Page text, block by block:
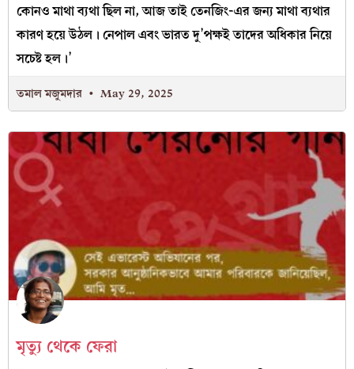
কোনও মাথা ব্যথা ছিল না, আজ তাই তেনজিং-এর জন্য মাথা ব্যথার
কারণ হয়ে উঠল। নেপাল এবং ভারত দু’পক্ষই তাদের অধিকার নিয়ে
সচেষ্ট হল।’
তমাল মজুমদার May 29, 2025
মৃত্যু থেকে ফেরা